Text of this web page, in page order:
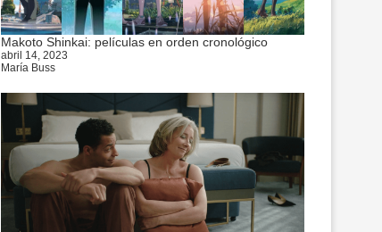
Makoto Shinkai: películas en orden cronológico
abril 14, 2023
María Buss